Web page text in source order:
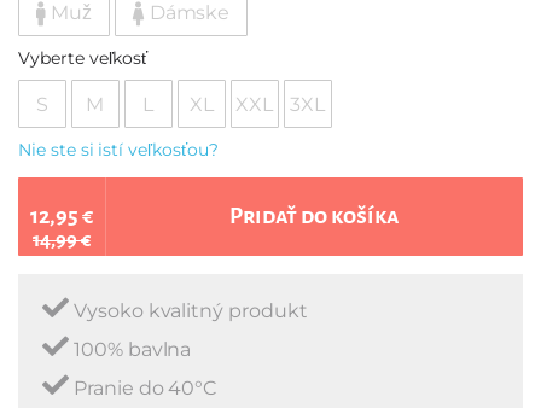
Muž Dámske
Vyberte veľkosť
S M L XL XXL 3XL
Nie ste si istí veľkosťou?
12,95 €
14,99 €
Pridať do košíka
Vysoko kvalitný produkt
100% bavlna
Pranie do 40°C